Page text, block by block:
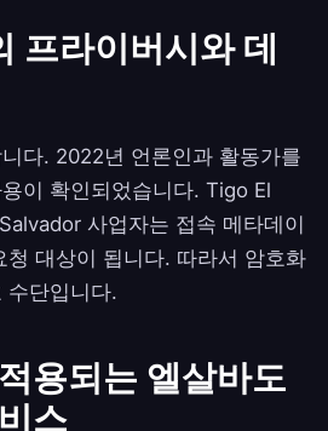
프라이버시와 데
다. 2022년 언론인과 활동가를
이 확인되었습니다. Tigo El
사업자는 접속 메타데이
청 대상이 됩니다. 따라서 암호화
수단입니다.
용되는 엘살바도
스